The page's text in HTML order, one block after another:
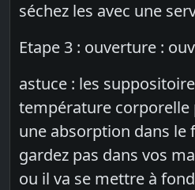
séchez les avec une
Etape 3 : ouverture :
astuce : les
température
une absorption dans le
gardez pas dans vos
ou il va se mettre à